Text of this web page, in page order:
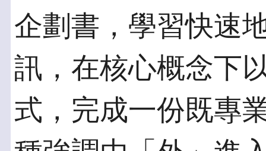
企劃書，學習快速
訊，在核心概念下
式，完成一份既專